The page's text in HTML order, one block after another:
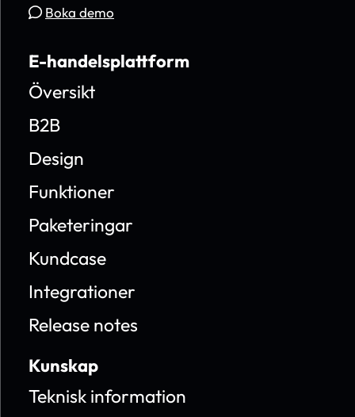
Boka demo
E-handelsplattform
Översikt
B2B
Design
Funktioner
Paketeringar
Kundcase
Integrationer
Release notes
Kunskap
Teknisk information